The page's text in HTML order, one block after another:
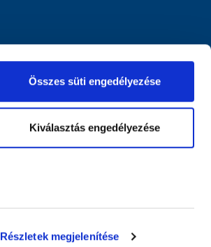
Részletek megjelenítése
Összes süti engedélyezése
Kiválasztás engedélyezése